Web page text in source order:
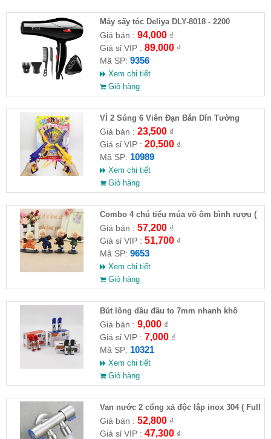
Máy sấy tóc Deliya DLY-8018 - 2200
Giá bán : 94,000₫
Giá sỉ VIP : 89,000₫
Mã SP: 9356
Xem chi tiết
Giỏ hàng
VỈ 2 Súng 6 Viên Đạn Bắn Dín Tường
Giá bán : 23,500₫
Giá sỉ VIP : 20,500₫
Mã SP: 10989
Xem chi tiết
Giỏ hàng
Combo 4 chú tiểu múa võ ôm bình rượu (
HĐ )
Giá bán : 57,200₫
Giá sỉ VIP : 51,700₫
Mã SP: 9653
Xem chi tiết
Giỏ hàng
Bút lông dầu đầu to 7mm nhanh khô
Giá bán : 9,000₫
Giá sỉ VIP : 7,000₫
Mã SP: 10321
Xem chi tiết
Giỏ hàng
Van nước 2 cổng xả độc lập inox 304 ( Full
VAT )
Giá bán : 52,800₫
Giá sỉ VIP : 47,300₫